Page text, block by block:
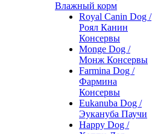
Влажный корм
Royal Canin Dog /
Роял Канин
Консервы
Monge Dog /
Монж Консервы
Farmina Dog /
Фармина
Консервы
Eukanuba Dog /
Эукануба Паучи
Happy Dog /